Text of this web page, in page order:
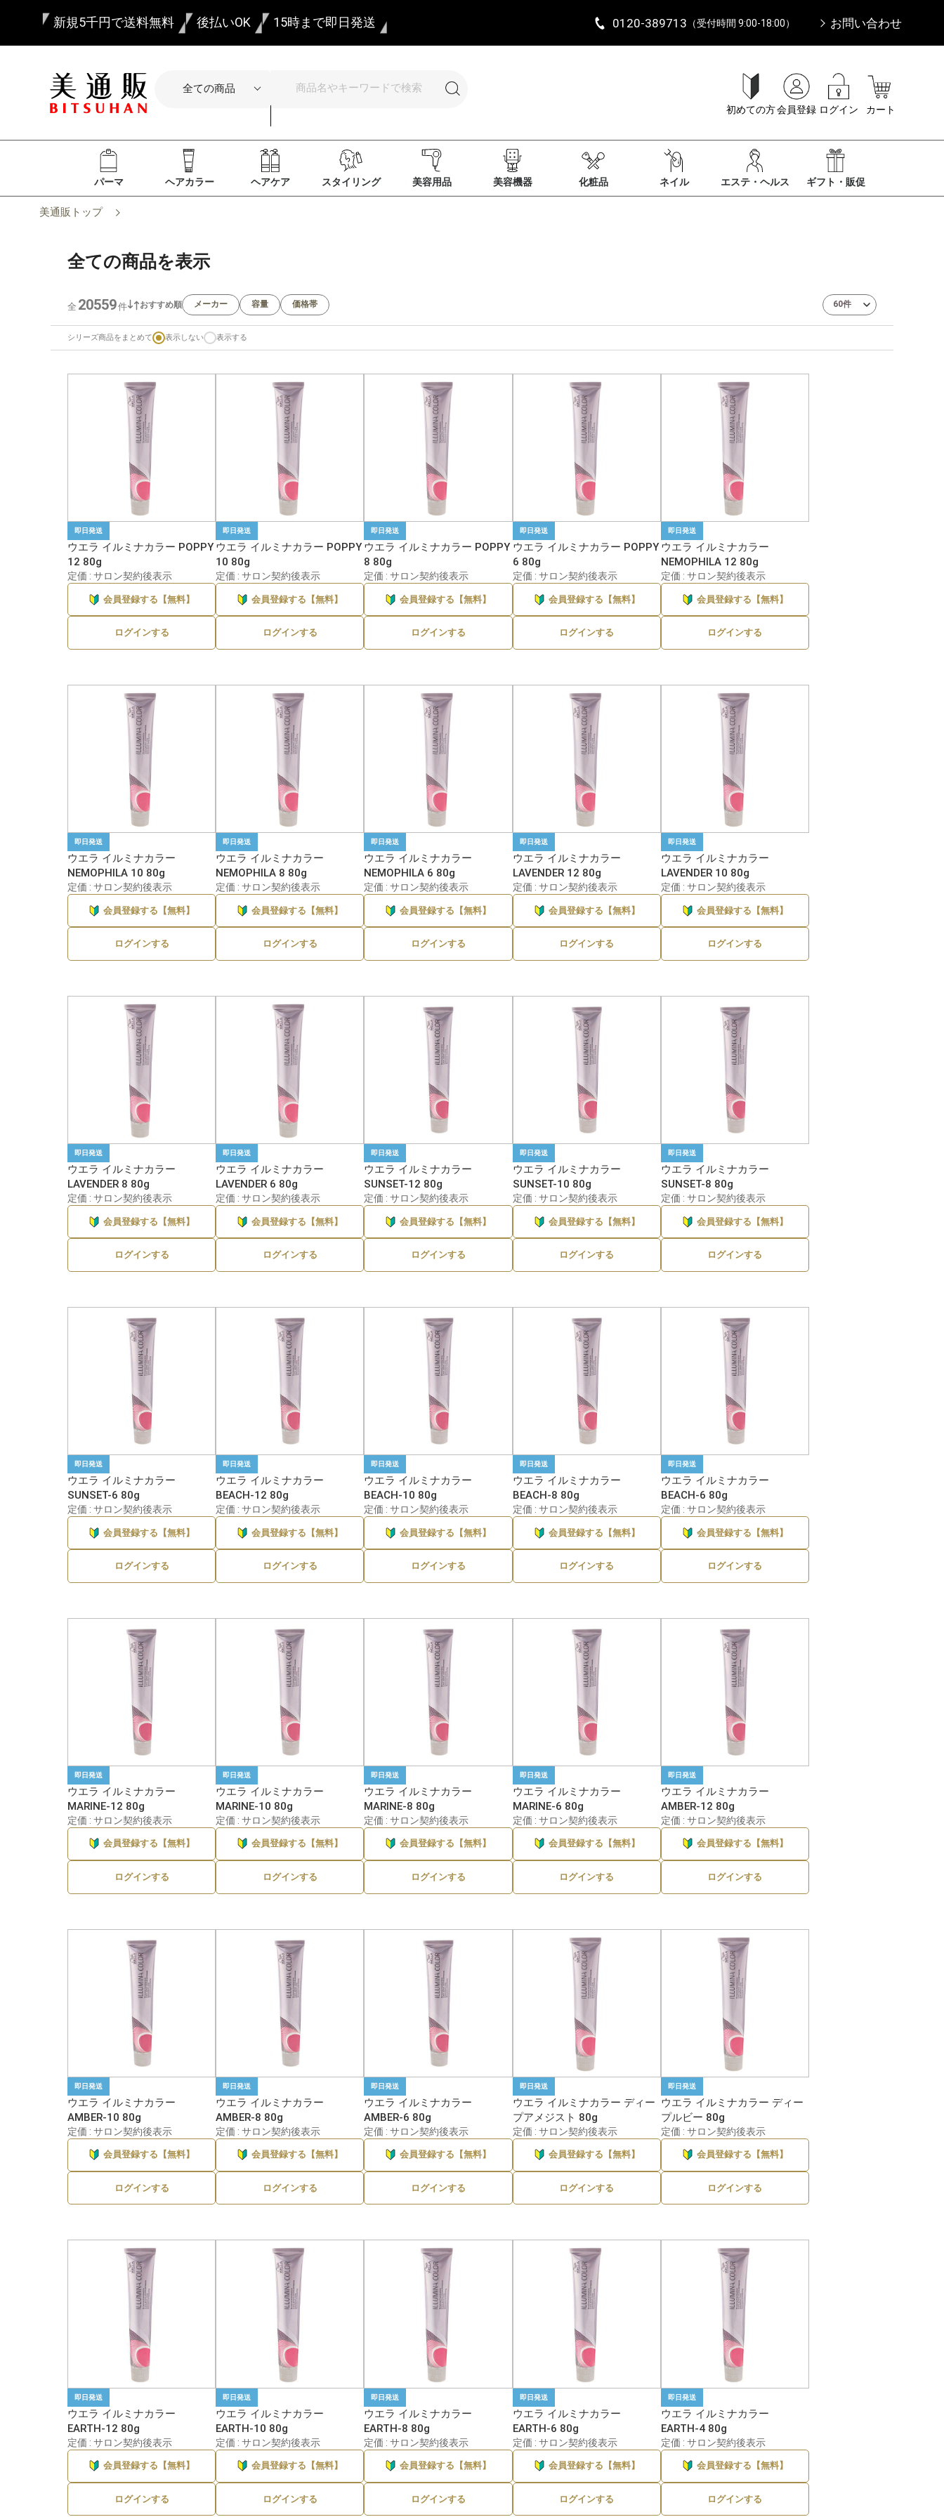
新規5千円で送料無料 後払いOK 15時まで即日発送 0120-389713 （受付時間 9:00-18:00） お問い合わせ
初めての方会員登録 ログイン カート
パーマ ヘアカラー ヘアケア スタイリング 美容用品 美容機器 化粧品 ネイル エステ・ヘルス ギフト・販促
美通販トップ
全ての商品を表示
全 20559件 おすすめ順 メーカー 容量 価格帯
シリーズ商品をまとめて 表示しない 表示する
メーカーを選んでブランドへ進む
即日発送
ウエラ イルミナカラー POPPY
12 80g
定価 : サロン契約後表示
会員登録する【無料】
ログインする
即日発送
ウエラ イルミナカラー POPPY
10 80g
定価 : サロン契約後表示
会員登録する【無料】
ログインする
即日発送
ウエラ イルミナカラー POPPY
8 80g
定価 : サロン契約後表示
会員登録する【無料】
ログインする
即日発送
ウエラ イルミナカラー POPPY
6 80g
定価 : サロン契約後表示
会員登録する【無料】
ログインする
即日発送
ウエラ イルミナカラー
NEMOPHILA 12 80g
定価 : サロン契約後表示
会員登録する【無料】
ログインする
即日発送
ウエラ イルミナカラー
NEMOPHILA 10 80g
定価 : サロン契約後表示
会員登録する【無料】
ログインする
即日発送
ウエラ イルミナカラー
NEMOPHILA 8 80g
定価 : サロン契約後表示
会員登録する【無料】
ログインする
即日発送
ウエラ イルミナカラー
NEMOPHILA 6 80g
定価 : サロン契約後表示
会員登録する【無料】
ログインする
即日発送
ウエラ イルミナカラー
LAVENDER 12 80g
定価 : サロン契約後表示
会員登録する【無料】
ログインする
即日発送
ウエラ イルミナカラー
LAVENDER 10 80g
定価 : サロン契約後表示
会員登録する【無料】
ログインする
即日発送
ウエラ イルミナカラー
LAVENDER 8 80g
定価 : サロン契約後表示
会員登録する【無料】
ログインする
即日発送
ウエラ イルミナカラー
LAVENDER 6 80g
定価 : サロン契約後表示
会員登録する【無料】
ログインする
即日発送
ウエラ イルミナカラー
SUNSET-12 80g
定価 : サロン契約後表示
会員登録する【無料】
ログインする
即日発送
ウエラ イルミナカラー
SUNSET-10 80g
定価 : サロン契約後表示
会員登録する【無料】
ログインする
即日発送
ウエラ イルミナカラー
SUNSET-8 80g
定価 : サロン契約後表示
会員登録する【無料】
ログインする
即日発送
ウエラ イルミナカラー
SUNSET-6 80g
定価 : サロン契約後表示
会員登録する【無料】
ログインする
即日発送
ウエラ イルミナカラー
BEACH-12 80g
定価 : サロン契約後表示
会員登録する【無料】
ログインする
即日発送
ウエラ イルミナカラー
BEACH-10 80g
定価 : サロン契約後表示
会員登録する【無料】
ログインする
即日発送
ウエラ イルミナカラー
BEACH-8 80g
定価 : サロン契約後表示
会員登録する【無料】
ログインする
即日発送
ウエラ イルミナカラー
BEACH-6 80g
定価 : サロン契約後表示
会員登録する【無料】
ログインする
即日発送
ウエラ イルミナカラー
MARINE-12 80g
定価 : サロン契約後表示
会員登録する【無料】
ログインする
即日発送
ウエラ イルミナカラー
MARINE-10 80g
定価 : サロン契約後表示
会員登録する【無料】
ログインする
即日発送
ウエラ イルミナカラー
MARINE-8 80g
定価 : サロン契約後表示
会員登録する【無料】
ログインする
即日発送
ウエラ イルミナカラー
MARINE-6 80g
定価 : サロン契約後表示
会員登録する【無料】
ログインする
即日発送
ウエラ イルミナカラー
AMBER-12 80g
定価 : サロン契約後表示
会員登録する【無料】
ログインする
即日発送
ウエラ イルミナカラー
AMBER-10 80g
定価 : サロン契約後表示
会員登録する【無料】
ログインする
即日発送
ウエラ イルミナカラー
AMBER-8 80g
定価 : サロン契約後表示
会員登録する【無料】
ログインする
即日発送
ウエラ イルミナカラー
AMBER-6 80g
定価 : サロン契約後表示
会員登録する【無料】
ログインする
即日発送
ウエラ イルミナカラー ディー
プアメジスト 80g
定価 : サロン契約後表示
会員登録する【無料】
ログインする
即日発送
ウエラ イルミナカラー ディー
プルビー 80g
定価 : サロン契約後表示
会員登録する【無料】
ログインする
即日発送
ウエラ イルミナカラー
EARTH-12 80g
定価 : サロン契約後表示
会員登録する【無料】
ログインする
即日発送
ウエラ イルミナカラー
EARTH-10 80g
定価 : サロン契約後表示
会員登録する【無料】
ログインする
即日発送
ウエラ イルミナカラー
EARTH-8 80g
定価 : サロン契約後表示
会員登録する【無料】
ログインする
即日発送
ウエラ イルミナカラー
EARTH-6 80g
定価 : サロン契約後表示
会員登録する【無料】
ログインする
即日発送
ウエラ イルミナカラー
EARTH-4 80g
定価 : サロン契約後表示
会員登録する【無料】
ログインする